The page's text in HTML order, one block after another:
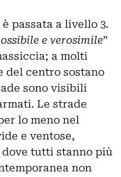
passata a livello 3.
e verosimile”
a molti
del centro sostano
sono visibili
Le strade
lo meno nel
e ventose,
tutti stanno più
non